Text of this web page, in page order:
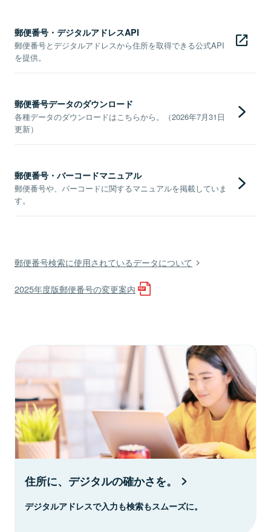
郵便番号・デジタルアドレスAPI
郵便番号とデジタルアドレスから住所を取得できる公式API
を提供。
郵便番号データのダウンロード
各種データのダウンロードはこちらから。（2026年7月31日
更新）
郵便番号・バーコードマニュアル
郵便番号や、バーコードに関するマニュアルを掲載していま
す。
郵便番号検索に使用されているデータについて
2025年度版郵便番号の変更案内
住所に、デジタルの確かさを。
デジタルアドレスで入力も検索もスムーズに。